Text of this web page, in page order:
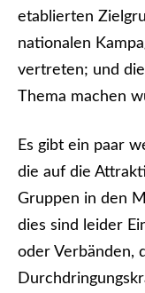
etablierten
nationalen
vertreten; und
Thema machen
Es gibt ein paar
die auf die
Gruppen in den
dies sind leider
oder Verbänden,